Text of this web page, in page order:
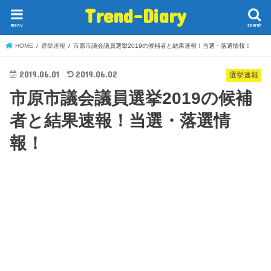
Trend-Diary search
menu
HOME 選挙速報 市原市議会議員選挙2019の候補者と結果速報！当選・落選情報！
選挙速報
2019.06.01 2019.06.02
市原市議会議員選挙2019の候補
者と結果速報！当選・落選情
報！